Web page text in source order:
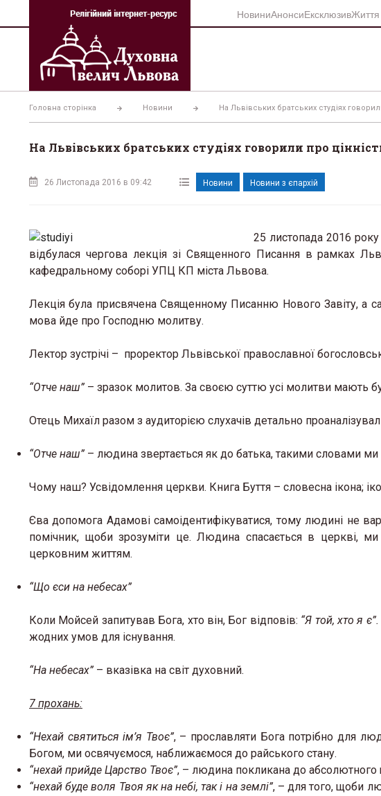
вмісту
НовиниАнонсиЕксклюзивЖиття
Головна сторінка Новини На Львівських братських студіях
На Львівських братських студіях говорили про
26 Листопада 2016 в 09:42 Новини Новини з єпархій
25 листопада 2016 року
відбулася чергова лекція зі Священного Писання в рамках
кафедральному соборі УПЦ КП міста Львова.
Лекція була присвячена Священному Писанню Нового Завіту, а
мова йде про Господню молитву.
Лектор зустрічі – проректор Львівської православної
“Отче наш” – зразок молитов. За своєю суттю усі молитви мають
Отець Михаїл разом з аудиторією слухачів детально
“Отче наш” – людина звертається як до батька, такими словами
Чому наш? Усвідомлення церкви. Книга Буття – словесна ікона;
Єва допомога Адамові самоідентифікуватися, тому людині не
помічник, щоби зрозуміти це. Людина спасається в церкві,
церковним життям.
“Що єси на небесах”
Коли Мойсей запитував Бога, хто він, Бог відповів: “Я той, хто я є”.
жодних умов для існування.
“На небесах” – вказівка на світ духовний.
7 прохань:
“Нехай святиться ім’я Твоє”, – прославляти Бога потрібно для
Богом, ми освячуємося, наближаємося до райського стану.
“нехай прийде Царство Твоє”, – людина покликана до абсолютного
“нехай буде воля Твоя як на небі, так і на землі”, – для того, щоби